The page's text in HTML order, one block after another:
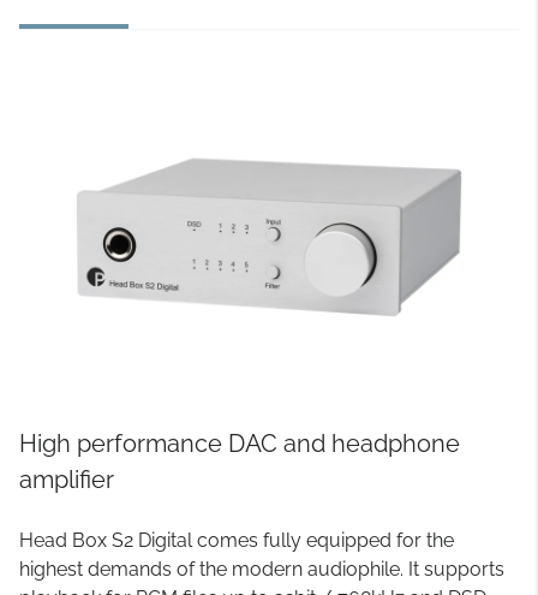
High performance DAC and headphone
amplifier
Head Box S2 Digital comes fully equipped for the
highest demands of the modern audiophile. It supports